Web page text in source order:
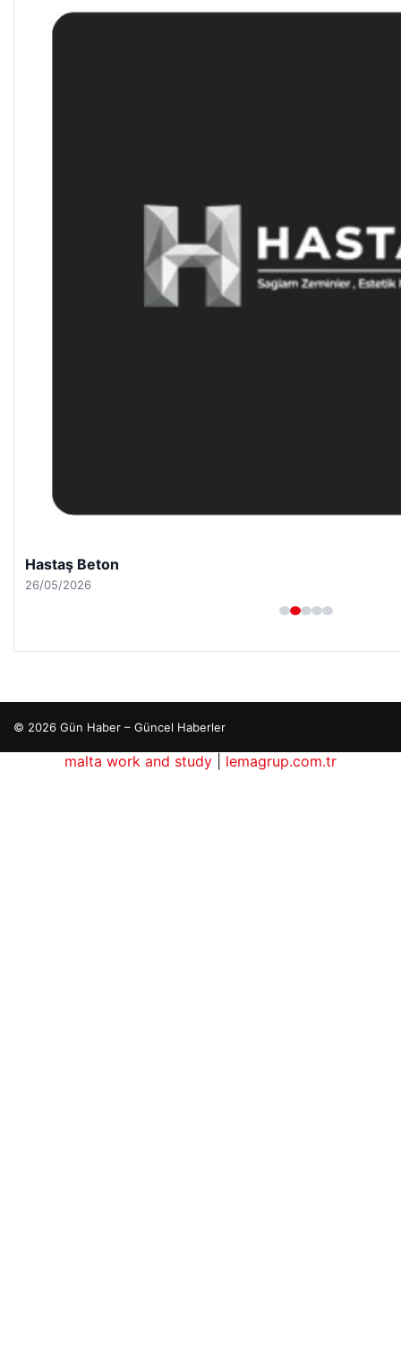
Hastaş Beton
26/05/2026
© 2026 Gün Haber – Güncel Haberler
malta work and study
lemagrup.com.tr